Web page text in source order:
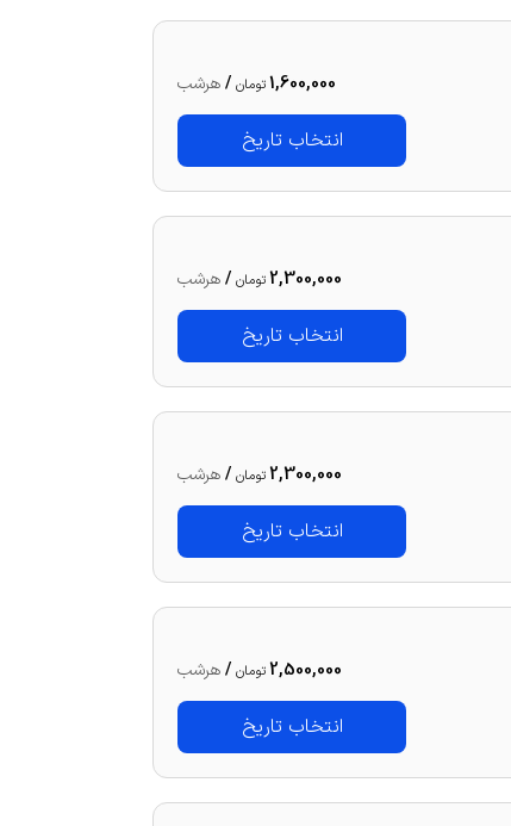
1,600,000تومان /هرشب
انتخاب تاریخ
2,300,000تومان /هرشب
انتخاب تاریخ
2,300,000تومان /هرشب
انتخاب تاریخ
2,500,000تومان /هرشب
انتخاب تاریخ